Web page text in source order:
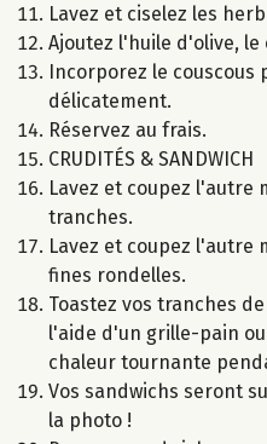
Lavez et ciselez les
Ajoutez l'huile d'olive,
Incorporez le couscous
délicatement.
Réservez au frais.
CRUDITÉS & SANDWICH
Lavez et coupez l'autre
tranches.
Lavez et coupez l'autre
fines rondelles.
Toastez vos tranches
l'aide d'un grille-pain
chaleur tournante
Vos sandwichs seront
la photo !